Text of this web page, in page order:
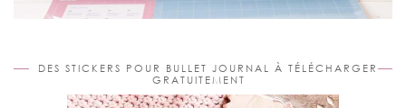
DES STICKERS POUR BULLET JOURNAL À TÉLÉCHARGER
GRATUITEMENT